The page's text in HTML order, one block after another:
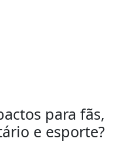
para fãs,
e esporte?